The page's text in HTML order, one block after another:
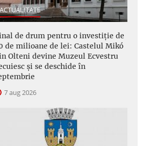
ACTUALITATE
de drum pentru o investiție de
de milioane de lei: Castelul Mikó
Olteni devine Muzeul Ecvestru
și se deschide în
7 aug 2026